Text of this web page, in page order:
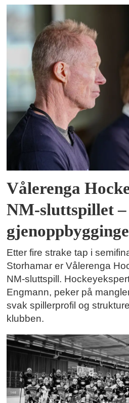
Vålerenga
NM-sluttspillet
Etter fire strake tap i
Storhamar er Vålerenga
NM-sluttspill.
Engmann, peker på
svak spillerprofil og
klubben.